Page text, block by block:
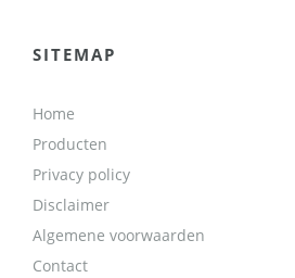
SITEMAP
Home
Producten
Privacy policy
Disclaimer
Algemene voorwaarden
Contact